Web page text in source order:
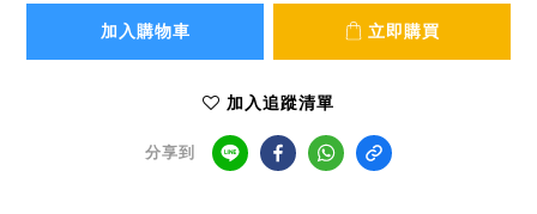
加入購物車 立即購買
加入追蹤清單
分享到